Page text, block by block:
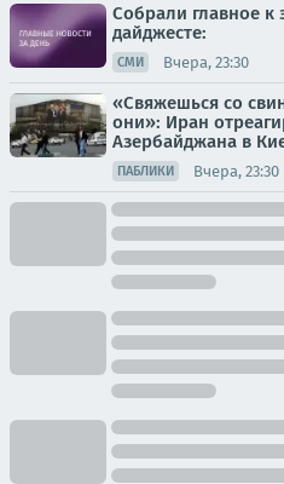
Собрали главное к
дайджесте:
СМИ Вчера, 23:30
«Свяжешься со
они»: Иран
Азербайджана в
ПАБЛИКИ Вчера, 23:30